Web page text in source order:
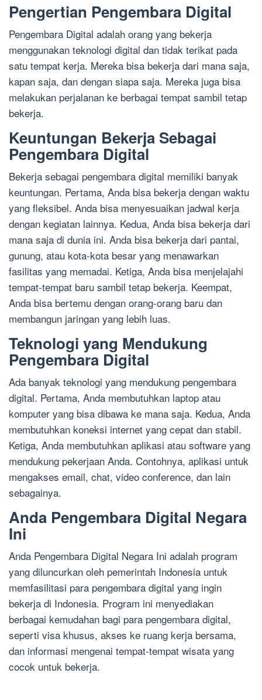
Pengertian Pengembara Digital
Pengembara Digital adalah orang yang bekerja
menggunakan teknologi digital dan tidak terikat pada
satu tempat kerja. Mereka bisa bekerja dari mana saja,
kapan saja, dan dengan siapa saja. Mereka juga bisa
melakukan perjalanan ke berbagai tempat sambil tetap
bekerja.
Keuntungan Bekerja Sebagai
Pengembara Digital
Bekerja sebagai pengembara digital memiliki banyak
keuntungan. Pertama, Anda bisa bekerja dengan waktu
yang fleksibel. Anda bisa menyesuaikan jadwal kerja
dengan kegiatan lainnya. Kedua, Anda bisa bekerja dari
mana saja di dunia ini. Anda bisa bekerja dari pantai,
gunung, atau kota-kota besar yang menawarkan
fasilitas yang memadai. Ketiga, Anda bisa menjelajahi
tempat-tempat baru sambil tetap bekerja. Keempat,
Anda bisa bertemu dengan orang-orang baru dan
membangun jaringan yang lebih luas.
Teknologi yang Mendukung
Pengembara Digital
Ada banyak teknologi yang mendukung pengembara
digital. Pertama, Anda membutuhkan laptop atau
komputer yang bisa dibawa ke mana saja. Kedua, Anda
membutuhkan koneksi internet yang cepat dan stabil.
Ketiga, Anda membutuhkan aplikasi atau software yang
mendukung pekerjaan Anda. Contohnya, aplikasi untuk
mengakses email, chat, video conference, dan lain
sebagainya.
Anda Pengembara Digital Negara
Ini
Anda Pengembara Digital Negara Ini adalah program
yang diluncurkan oleh pemerintah Indonesia untuk
memfasilitasi para pengembara digital yang ingin
bekerja di Indonesia. Program ini menyediakan
berbagai kemudahan bagi para pengembara digital,
seperti visa khusus, akses ke ruang kerja bersama,
dan informasi mengenai tempat-tempat wisata yang
cocok untuk bekerja.